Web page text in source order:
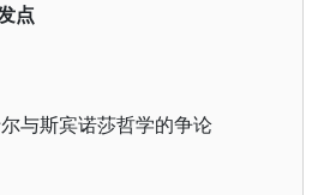
点
尔与斯宾诺莎哲学的争论